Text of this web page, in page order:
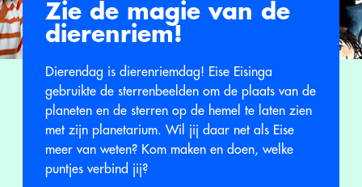
Zie de magie van de
dierenriem!
Dierendag is dierenriemdag! Eise Eisinga
gebruikte de sterrenbeelden om de plaats van de
planeten en de sterren op de hemel te laten zien
met zijn planetarium. Wil jij daar net als Eise
meer van weten? Kom maken en doen, welke
puntjes verbind jij?